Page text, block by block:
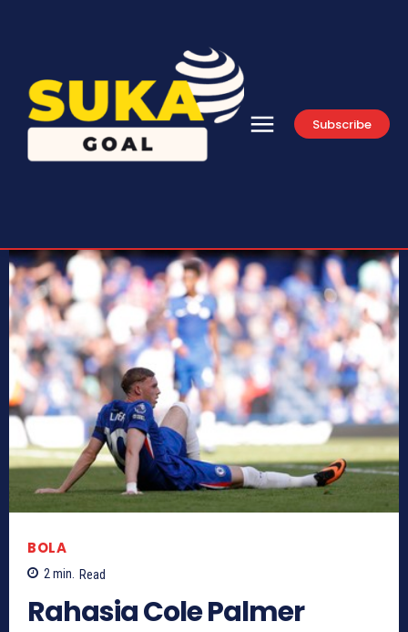
Subscribe
BOLA
2min. Read
Rahasia Cole Palmer